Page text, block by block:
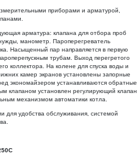
приборами и арматурой,
арматура: клапана для отбора проб
манометр. Пароперегреватель
Насыщенный пар направляется в первую
трубам. Выход перегретого
коллектора. На колене для спуска воды и
камер экранов установлены запорные
экономайзером устанавливаются обратные
клапаном установлен регулирующий клапан
механизмом автоматики котла.
удобства обслуживания, системой